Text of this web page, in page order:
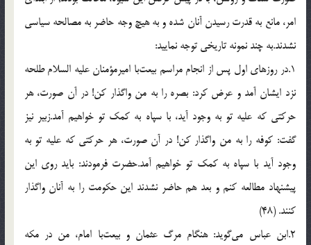
امر، مانع به قدرت رسیدن آنان شده و به هیچ وجه حاضر به مصالحه سیاسی
نشدند.به چند نمونه تاریخی توجه نمایید:
1.در روزهای اول پس از انجام مراسم بیعت‌با امیرمؤمنان علیه السلام طلحه
نزد ایشان آمد و عرض كرد: بصره را به من واگذار كن! در آن صورت، هر
حركتی كه علیه تو به وجود آید، با سپاه به كمك تو خواهیم آمد.زبیر نیز
گفت: كوفه را به من واگذار كن! در آن صورت، هر حركتی كه علیه تو به
وجود آید با سپاه به كمك تو خواهیم آمد.حضرت فرمودند: باید روی این
پیشنهاد مطالعه كنم و بعد هم حاضر نشدند این حكومت را به آنان واگذار
كنند. (48)
2.ابن عباس می‌گوید: هنگام مرگ عثمان و بیعت‌با امام، من در مكه